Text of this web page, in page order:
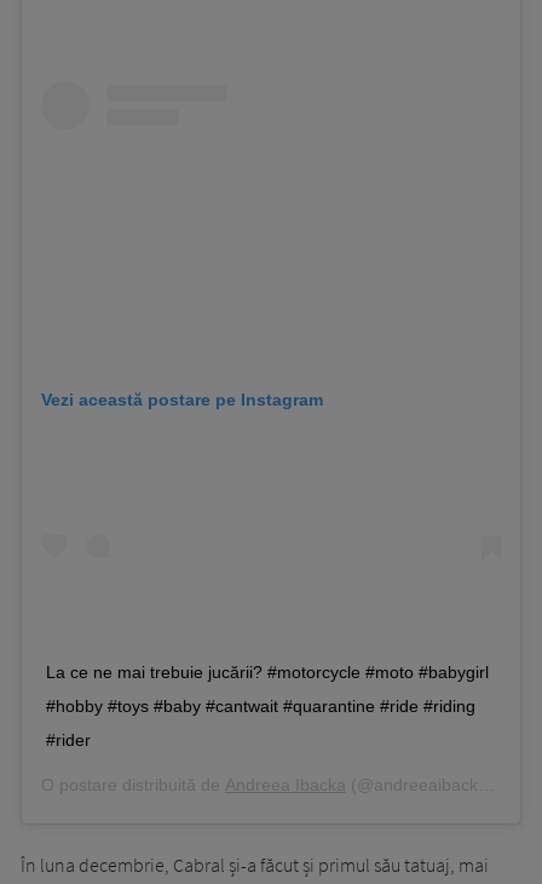
Vezi această postare pe Instagram
La ce ne mai trebuie jucării? #motorcycle #moto #babygirl
#hobby #toys #baby #cantwait #quarantine #ride #riding
#rider
O postare distribuită de Andreea Ibacka (@andreeaibacka) pe
În luna decembrie, Cabral și-a făcut și primul său tatuaj, mai